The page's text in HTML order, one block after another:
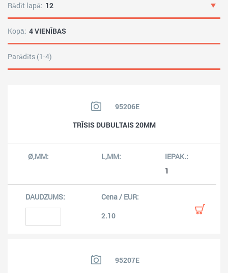
Rādīt lapā: 12
Kopā: 4 VIENĪBAS
Parādīts (1-4)
95206E
TRĪSIS DUBULTAIS 20MM
1
2.10
95207E